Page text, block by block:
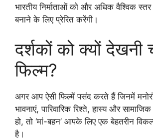
भारतीय निर्माताओं को और अधिक वैश्विक स्तर
बनाने के लिए प्रेरित करेंगी।
दर्शकों को क्यों देखनी
फिल्म?
अगर आप ऐसी फिल्में पसंद करते हैं जिनमें
भावनाएं, पारिवारिक रिश्ते, हास्य और
हो, तो ‘मां-बहन’ आपके लिए एक बेहतरीन
है।